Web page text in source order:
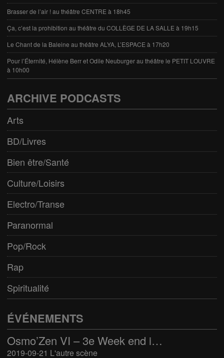
Brasser de l’air ! au théâtre CENTRE à 18h45
Ça, c’est la prohibition au théâtre du COLLÈGE DE LA SALLE à 19h15
Le Chant de la Baleine au théâtre ALYA, L’ESPACE à 17h20
Pour l’Éternité, Hélène Berr et Odile Neuburger au théâtre le PETIT LOUVRE
à 10h00
ARCHIVE PODCASTS
Arts
BD/Livres
Bien être/Santé
Culture/Loisirs
Electro/Transe
Paranormal
Pop/Rock
Rap
Spiritualité
ÉVÉNEMENTS
Osmo’Zen VI – 3e Week end international du bien-être
2019-09-21 L'autre scène